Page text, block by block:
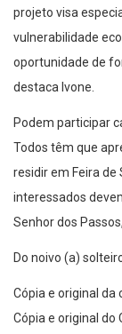
projeto visa
vulnerabilidade
oportunidade de
destaca Ivone.
Podem participar
Todos têm que
residir em Feira de
interessados
Senhor dos
Do noivo (a)
Cópia e original da
Cópia e original do